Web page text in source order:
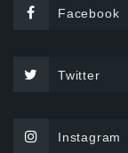
Facebook
Twitter
Instagram